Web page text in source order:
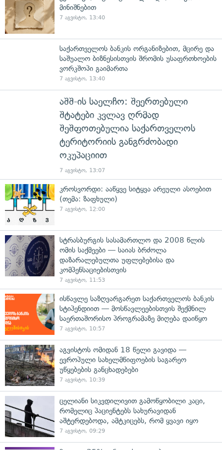
მინიშნებით
7 აგვისტო, 13:40
საქართველოს ბანკის ორგანიზებით, მცირე და
საშუალო ბიზნესისთვის შრომის უსაფრთხოების
ვორკშოპი გაიმართა
7 აგვისტო, 13:40
აშშ-ის საელჩო: შეერთებული
შტატები კვლავ ღრმად
შეშფოთებულია საქართველოს
ტერიტორიის განგრძობადი
ოკუპაციით
7 აგვისტო, 13:07
კროსვორდი: ააწყვე სიტყვა არეული ასოებით
(თემა: ზაფხული)
7 აგვისტო, 12:00
სტრასბურგის სასამართლო და 2008 წლის
ომის საქმეები — საიას ბრძოლა
დაზარალებულთა უფლებებისა და
კომპენსაციებისთვის
7 აგვისტო, 11:53
ისწავლე საზღვარგარეთ საქართველოს ბანკის
სტიპენდიით — მოსწავლეებისთვის შექმნილ
საერთაშორისო პროგრამაზე მიღება დაიწყო
7 აგვისტო, 10:57
აგვისტოს ომიდან 18 წელი გავიდა —
ევროპული სახელმწიფოების საგარეო
უწყებების განცხადებები
7 აგვისტო, 10:39
ცელიანი სიკვდილივით გამოწყობილი კაცი,
რომელიც პაციენტებს სახურავიდან
აშტერდებოდა, ამტკიცებს, რომ ყვავი იყო
7 აგვისტო, 09:29